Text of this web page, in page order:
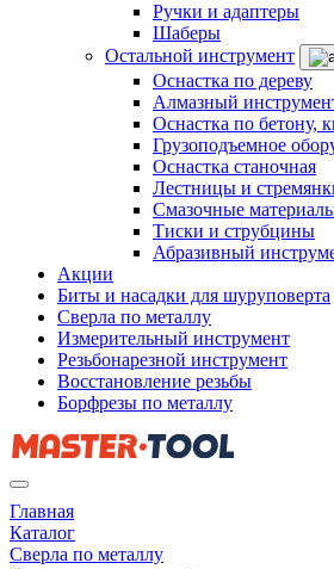
Ручки и адаптеры
Шаберы
Остальной инструмент
Оснастка по дереву
Алмазный
Оснастка по бетону,
Грузоподъемное
Оснастка станочная
Лестницы и
Смазочные
Тиски и струбцины
Абразивный
Акции
Биты и насадки для шуруповерта
Сверла по металлу
Измерительный инструмент
Резьбонарезной инструмент
Восстановление резьбы
Борфрезы по металлу
Главная
Каталог
Сверла по металлу